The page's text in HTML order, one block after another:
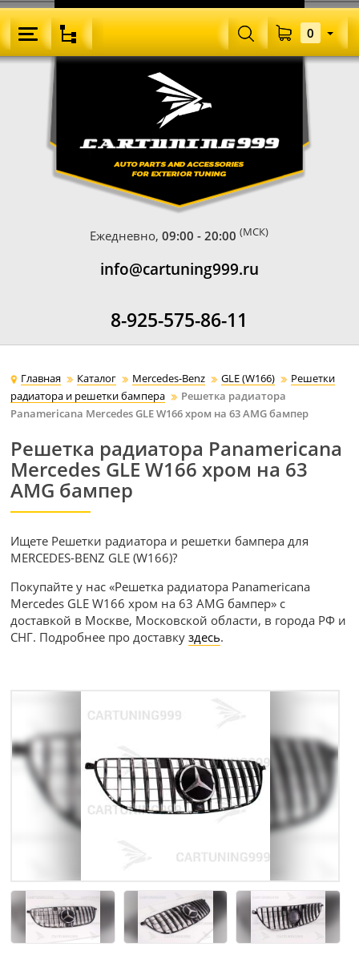
Ежедневно,09:00 - 20:00 (МСК)
info@cartuning999.ru
8-925-575-86-11
0
Главная Каталог Mercedes-Benz GLE (W166)
Решетки
радиатора и решетки бампера
Решетка радиатора
Panamericana Mercedes GLE W166 хром на 63 AMG бампер
Решетка радиатора Panamericana
Mercedes GLE W166 хром на 63
AMG бампер
Ищете Решетки радиатора и решетки бампера для
MERCEDES-BENZ GLE (W166)?
Покупайте у нас «Решетка радиатора Panamericana
Mercedes GLE W166 хром на 63 AMG бампер» с
доставкой в Москве, Московской области, в города РФ и
СНГ. Подробнее про доставкуздесь.